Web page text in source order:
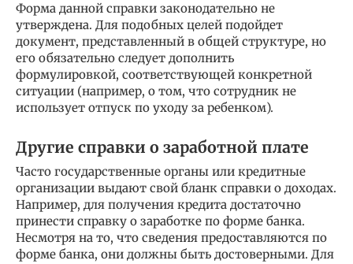
Форма данной справки законодательно не
утверждена. Для подобных целей подойдет
документ, представленный в общей структуре, но
его обязательно следует дополнить
формулировкой, соответствующей конкретной
ситуации (например, о том, что сотрудник не
использует отпуск по уходу за ребенком).
Другие справки о заработной плате
Часто государственные органы или кредитные
организации выдают свой бланк справки о доходах.
Например, для получения кредита достаточно
принести справку о заработке по форме банка.
Несмотря на то, что сведения предоставляются по
форме банка, они должны быть достоверными. Для